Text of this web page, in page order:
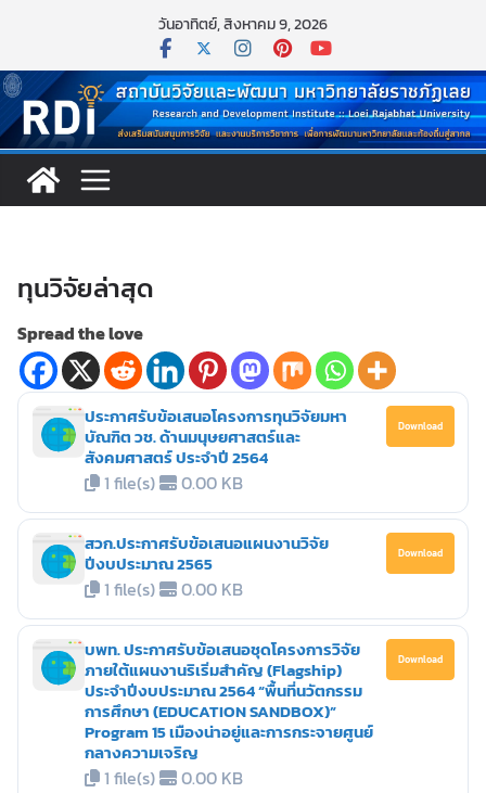
content
วันอาทิตย์, สิงหาคม 9, 2026
ทุนวิจัยล่าสุด
Spread the love
ประกาศรับข้อเสนอโครงการทุนวิจัยมหา
บัณฑิต วช. ด้านมนุษยศาสตร์และ
สังคมศาสตร์ ประจำปี 2564
1 file(s) 0.00 KB
Download
สวก.ประกาศรับข้อเสนอแผนงานวิจัย
ปีงบประมาณ 2565
1 file(s) 0.00 KB
Download
บพท. ประกาศรับข้อเสนอชุดโครงการวิจัย
ภายใต้แผนงานริเริ่มสำคัญ (Flagship)
ประจำปีงบประมาณ 2564 “พื้นที่นวัตกรรม
การศึกษา (EDUCATION SANDBOX)”
Program 15 เมืองน่าอยู่และการกระจายศูนย์
กลางความเจริญ
1 file(s) 0.00 KB
Download